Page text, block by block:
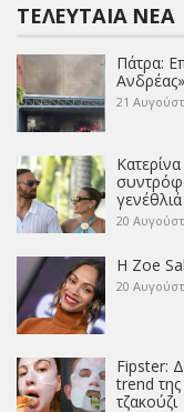
ΤΕΛΕΥΤΑΊΑ ΝΈΑ
Πάτρα:
Ανδρέας»
21
20
Η Zoe
20
Fipster:
trend
τζακούζι